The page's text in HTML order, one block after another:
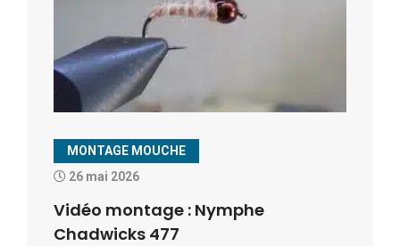
MONTAGE MOUCHE
26 mai 2026
Vidéo montage : Nymphe
Chadwicks 477